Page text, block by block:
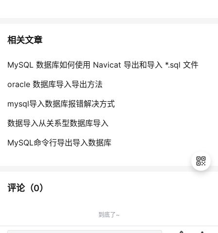
相关文章
MySQL 数据库如何使用 Navicat 导出和导入 *.sql 文件
oracle 数据库导入导出方法
mysql导入数据库报错解决方式
数据导入从关系型数据库导入
MySQL命令行导出导入数据库
评论（0）
到底了~